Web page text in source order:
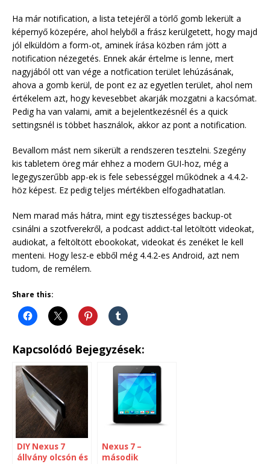
Ha már notification, a lista tetejéről a törlő gomb lekerült a
képernyő közepére, ahol helyből a frász kerülgetett, hogy majd
jól elküldöm a form-ot, aminek írása közben rám jött a
notification nézegetés. Ennek akár értelme is lenne, mert
nagyjából ott van vége a notfication terület lehúzásának,
ahova a gomb kerül, de pont ez az egyetlen terület, ahol nem
értékelem azt, hogy kevesebbet akarják mozgatni a kacsómat.
Pedig ha van valami, amit a bejelentkezésnél és a quick
settingsnél is többet használok, akkor az pont a notification.
Bevallom mást nem sikerült a rendszeren tesztelni. Szegény
kis tabletem öreg már ehhez a modern GUI-hoz, még a
legegyszerűbb app-ek is fele sebességgel működnek a 4.4.2-
höz képest. Ez pedig teljes mértékben elfogadhatatlan.
Nem marad más hátra, mint egy tisztességes backup-ot
csinálni a szotfverekről, a podcast addict-tal letöltött videokat,
audiokat, a feltöltött ebookokat, videokat és zenéket le kell
menteni. Hogy lesz-e ebből még 4.4.2-es Android, azt nem
tudom, de remélem.
Share this:
Kapcsolódó Bejegyzések:
DIY Nexus 7
állvány olcsón és
Nexus 7 –
második